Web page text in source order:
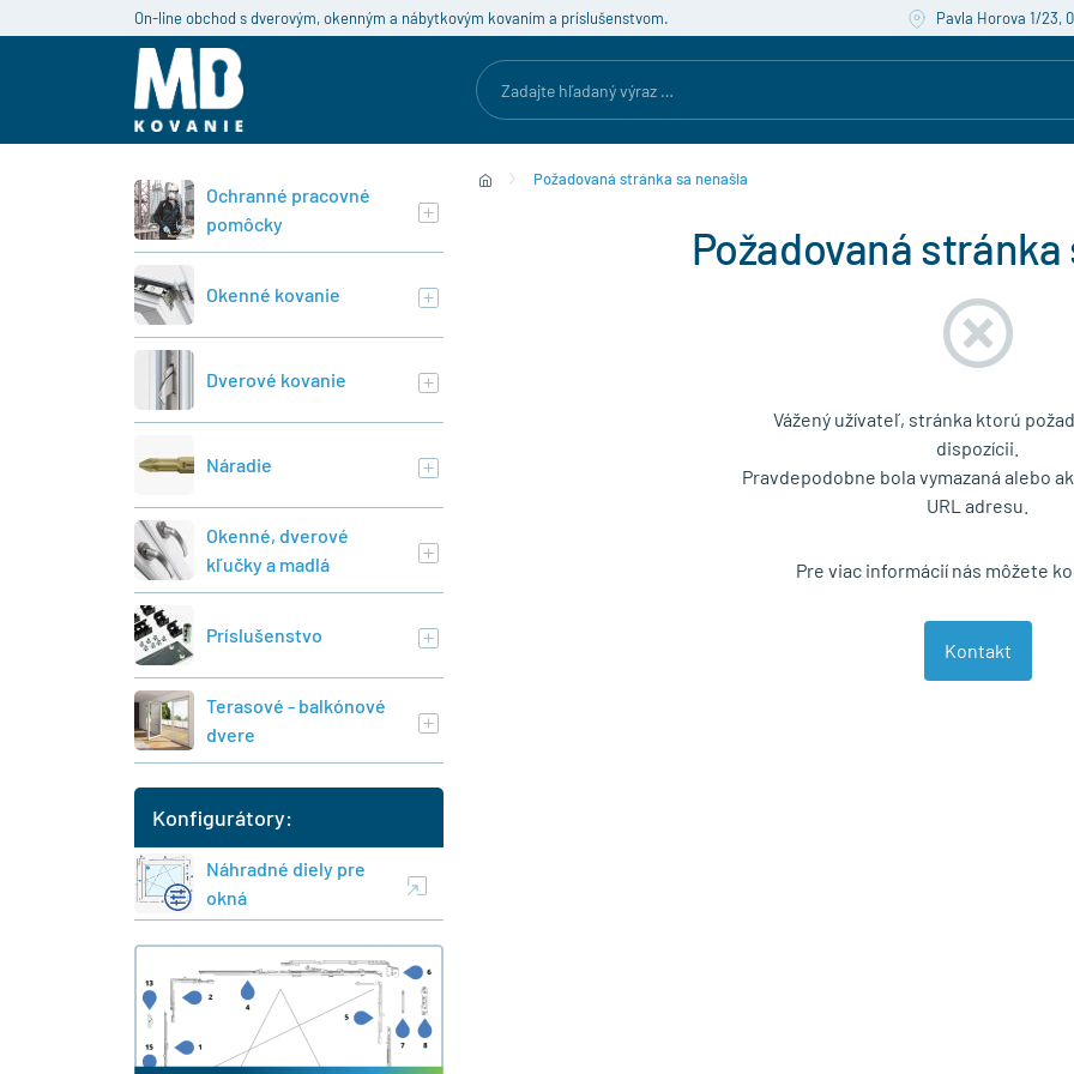
On-line obchod s dverovým, okenným a nábytkovým kovaním a príslušenstvom. Pavla Horova 1/23,
Požadovaná stránka sa nenašla
Požadovaná stránka
Vážený užívateľ, stránka ktorú
dispozícii.
Pravdepodobne bola vymazaná alebo
URL adresu.
Pre viac informácií nás môžete
Kontakt
Ochranné pracovné
pomôcky
Okenné kovanie
Dverové kovanie
Náradie
Okenné, dverové
kľučky a madlá
Príslušenstvo
Terasové - balkónové
dvere
Konfigurátory:
Náhradné diely pre
okná